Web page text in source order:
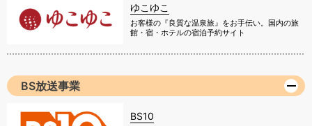
ゆこゆこ
お客様の『良質な温泉旅』をお手伝い。国内の旅
館・宿・ホテルの宿泊予約サイト
BS放送事業
BS10